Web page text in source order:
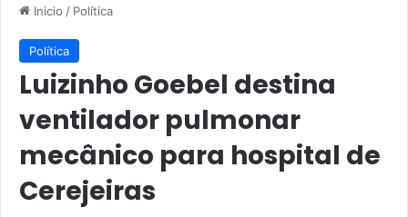
Inicio / Política
Política
Luizinho Goebel destina
ventilador pulmonar
mecânico para hospital de
Cerejeiras